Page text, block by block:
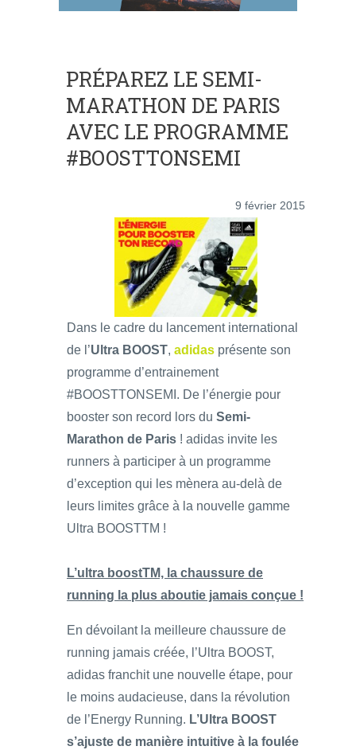
PRÉPAREZ LE SEMI-
MARATHON DE PARIS
AVEC LE PROGRAMME
#BOOSTTONSEMI
9 février 2015
Dans le cadre du lancement international
de l’Ultra BOOST, adidas présente son
programme d’entrainement
#BOOSTTONSEMI. De l’énergie pour
booster son record lors du Semi-
Marathon de Paris ! adidas invite les
runners à participer à un programme
d’exception qui les mènera au-delà de
leurs limites grâce à la nouvelle gamme
Ultra BOOSTTM !
L’ultra boostTM, la chaussure de
running la plus aboutie jamais conçue !
En dévoilant la meilleure chaussure de
running jamais créée, l’Ultra BOOST,
adidas franchit une nouvelle étape, pour
le moins audacieuse, dans la révolution
de l’Energy Running. L’Ultra BOOST
s’ajuste de manière intuitive à la foulée